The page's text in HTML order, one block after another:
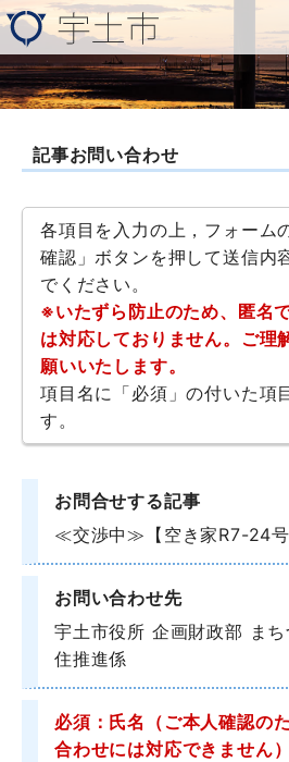
記事お問い合わせ
各項目を入力の上，フォーム
確認」ボタンを押して送信内
でください。
※いたずら防止のため、匿名
は対応しておりません。ご理
願いいたします。
項目名に「必須」の付いた項
す。
お問合せする記事
≪交渉中≫【空き家R7-24号
お問い合わせ先
宇土市役所 企画財政部 ま
住推進係
必須：氏名
（ご本人確認の
合わせには対応できません）